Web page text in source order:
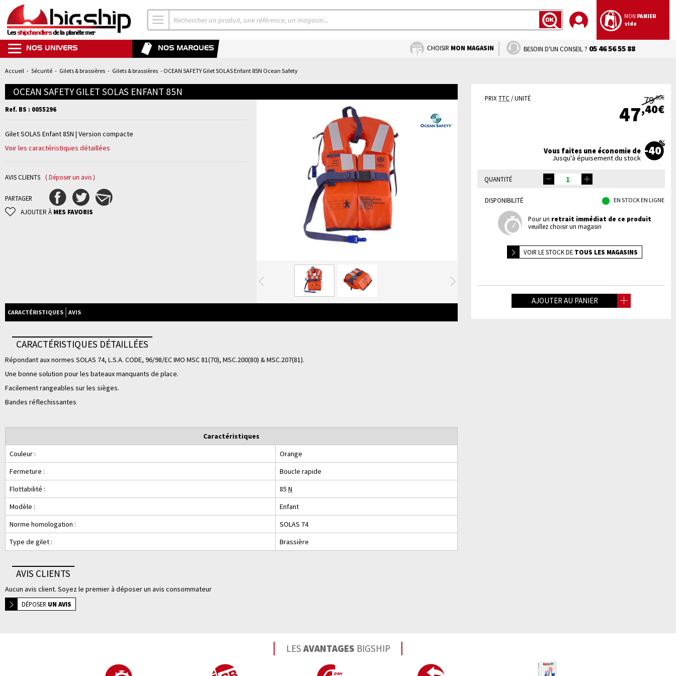
Lesshipchandlersde la planète mer
LANCER
MON PANIER
vide
NOS UNIVERS NOS MARQUES CHOISIR MON MAGASIN BESOIN D'UN CONSEIL ? 05 46 56 55 88
Accueil - Sécurité - Gilets & brassières - Gilets & brassières - OCEAN SAFETY Gilet SOLAS Enfant 85N Ocean Safety
OCEAN SAFETY GILET SOLAS ENFANT 85N
Précédente
PRIXTTC / UNITÉ 79,00€
47,40€
Vous faites une économie de
Jusqu'à épuisement du stock -40
QUANTITÉ
DISPONIBILITÉ EN STOCK EN LIGNE
Pour un retrait immédiat de ce produit
veuillez choisir un magasin
VOIR LESTOCK DE TOUS LES MAGASINS
AJOUTER AU PANIER
Ref. BS : 0055296
Gilet SOLAS Enfant 85N | Version compacte
Voir les caractéristiques détaillées
AVIS CLIENTS ( Déposer un avis )
PARTAGER
AJOUTER À MES FAVORIS
CARACTÉRISTIQUES AVIS
CARACTÉRISTIQUES DÉTAILLÉES
Répondant aux normes SOLAS 74, L.S.A. CODE, 96/98/EC IMO MSC 81(70), MSC.200(80) & MSC.207(81).
Une bonne solution pour les bateaux manquants de place.
Facilement rangeables sur les sièges.
Bandes réflechissantes
Caractéristiques
Couleur :
Orange
Fermeture :
Boucle rapide
Flottabilité :
85 N
Modèle :
Enfant
Norme homologation :
SOLAS 74
Type de gilet :
Brassière
AVIS CLIENTS
Aucun avis client. Soyez le premier à déposer un avis consommateur
DÉPOSER UN AVIS
LES AVANTAGES BIGSHIP